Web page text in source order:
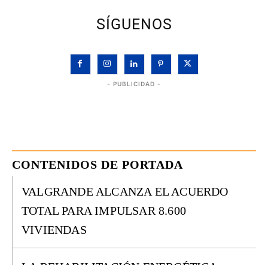
SÍGUENOS
- PUBLICIDAD -
CONTENIDOS DE PORTADA
VALGRANDE ALCANZA EL ACUERDO
TOTAL PARA IMPULSAR 8.600
VIVIENDAS